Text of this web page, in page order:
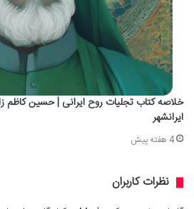
خلاصه کتاب تجلیات روح ایرانی | حسین کاظم
ایرانشهر
4 هفته پیش
نظرات کاربران